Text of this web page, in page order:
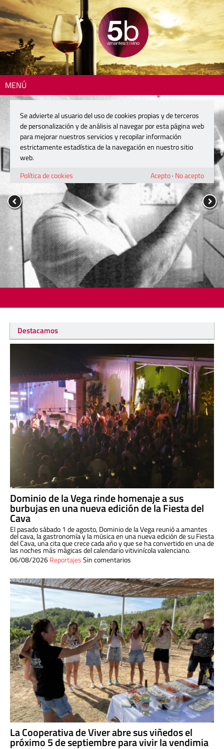
MENÚ
Destacamos
Dominio de la Vega rinde homenaje a sus
burbujas en una nueva edición de la Fiesta del
Cava
El pasado sábado 1 de agosto, Dominio de la Vega reunió a amantes
del cava, la gastronomía y la música en una nueva edición de su Fiesta
del Cava, una cita que crece cada año y que se ha convertido en una de
las noches más mágicas del calendario vitivinícola valenciano.
06/08/2026ReportajesSin comentarios
La Cooperativa de Viver abre sus viñedos el
próximo 5 de septiembre para vivir la vendimia
Se advierte al usuario del uso de cookies propias y de terceros
de personalización y de análisis al navegar por esta página web
para mejorar nuestros servicios y recopilar información
estrictamente estadística de la navegación en nuestro sitio
web.
Política de cookies
Acepto· No acepto